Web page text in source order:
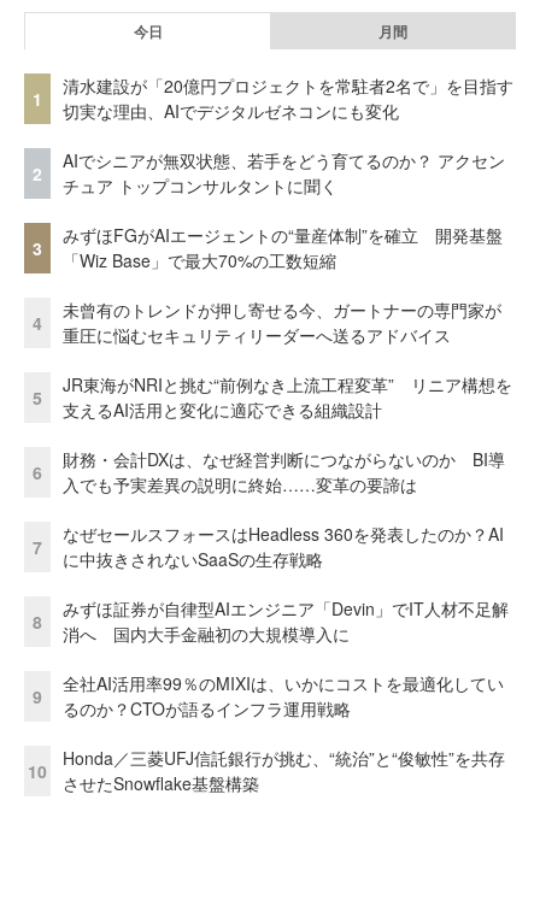
今日 月間
1
清水建設が「20億円プロジェクトを常駐者2名で」を目指す
切実な理由、AIでデジタルゼネコンにも変化
2
AIでシニアが無双状態、若手をどう育てるのか？ アクセン
チュア トップコンサルタントに聞く
3
みずほFGがAIエージェントの“量産体制”を確立 開発基盤
「Wiz Base」で最大70%の工数短縮
4
未曾有のトレンドが押し寄せる今、ガートナーの専門家が
重圧に悩むセキュリティリーダーへ送るアドバイス
5
JR東海がNRIと挑む“前例なき上流工程変革” リニア構想を
支えるAI活用と変化に適応できる組織設計
6
財務・会計DXは、なぜ経営判断につながらないのか BI導
入でも予実差異の説明に終始……変革の要諦は
7
なぜセールスフォースはHeadless 360を発表したのか？AI
に中抜きされないSaaSの生存戦略
8
みずほ証券が自律型AIエンジニア「Devin」でIT人材不足解
消へ 国内大手金融初の大規模導入に
9
全社AI活用率99％のMIXIは、いかにコストを最適化してい
るのか？CTOが語るインフラ運用戦略
10
Honda／三菱UFJ信託銀行が挑む、“統治”と“俊敏性”を共存
させたSnowflake基盤構築